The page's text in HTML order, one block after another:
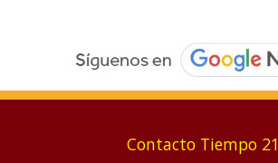
Contacto Tiempo 21